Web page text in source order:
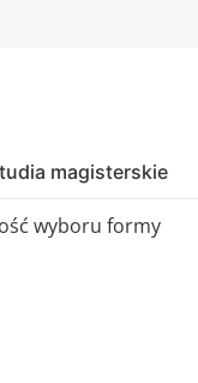
magisterskie
wyboru formy